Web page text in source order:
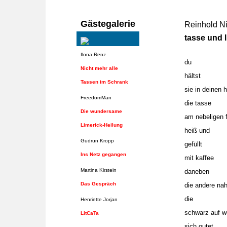
Gästegalerie
Ilona Renz
Nicht mehr alle
Tassen im Schrank
FreedomMan
Die wundersame
Limerick-Heilung
Gudrun Kropp
Ins Netz gegangen
Martina Kirstein
Das Gespräch
Henriette Jorjan
LitCaTa
Reinhold
tasse und
du
hältst
sie in deinen
die tasse
am nebeligen
heiß und
gefüllt
mit kaffee
daneben
die andere
die
schwarz auf